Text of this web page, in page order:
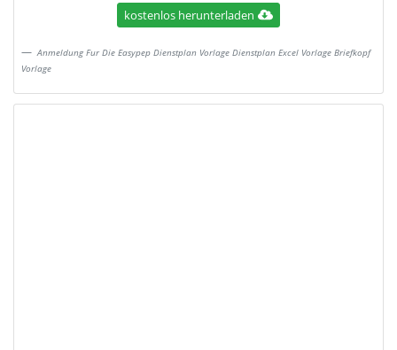
kostenlos herunterladen
Anmeldung Fur Die Easypep Dienstplan Vorlage Dienstplan Excel Vorlage Briefkopf
Vorlage